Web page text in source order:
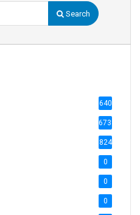
Search
640
6738
824
0
0
0